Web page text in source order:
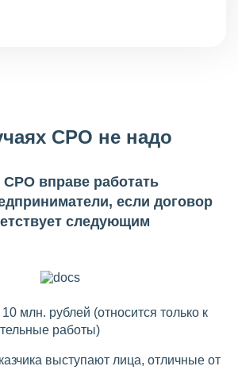
СРО не надо
СРО вправе работать
если договор
следующим
млн. рублей (относится только к
работы)
выступают лица, отличные от